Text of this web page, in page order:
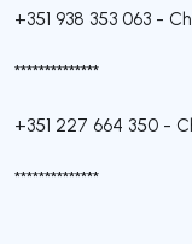
+351 938 353 063 -
**************
+351 227 664 350 -
**************